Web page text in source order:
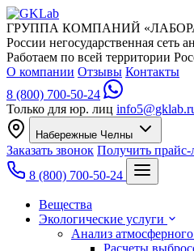
ГРУППА КОМПАНИЙ
России негосударственная сеть
Работаем по всей территории
О компании Отзывы Контакты
8 (800) 700-50-24
Только для юр. лиц
Набережные Челны
Заказать звонок Получить прайс-
8 (800) 700-50-24
Вещества
Экологические услуги
Анализ атмосферного
Расчеты